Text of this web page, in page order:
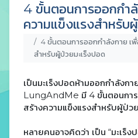
4 ขั้นตอนการออกกำ
ความแข็งแรงสำหรับ
ความรู้เรื่องมะเร็งสำหรับปร
4 ขั้นตอนการออกกำลังกาย เพื่
สำหรับผู้ป่วยมะเร็งปอด
เป็นมะเร็งปอดห้ามออกกำลังกา
LungAndMe มี 4 ขั้นตอนการ
สร้างความแข็งแรงสำหรับผู้ป่ว
หลายคนอาจคิดว่า เป็น “มะเร็